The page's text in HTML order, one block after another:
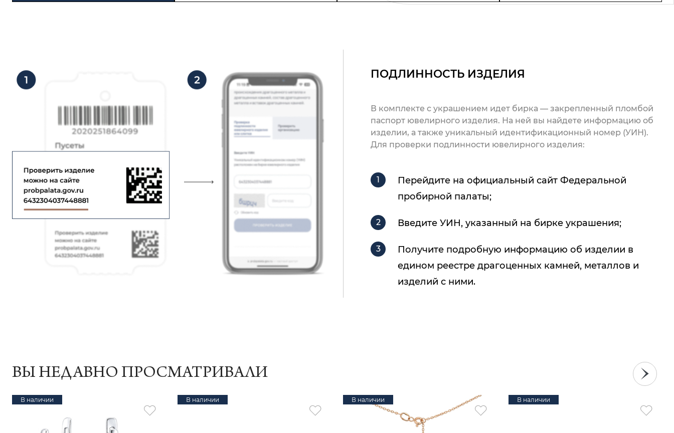
ПОДЛИННОСТЬ ИЗДЕЛИЯ
В комплекте с украшением идет бирка — закрепленный пломбой
паспорт ювелирного изделия. На ней вы найдете информацию об
изделии, а также уникальный идентификационный номер (УИН).
Для проверки подлинности ювелирного изделия:
Перейдите на официальный сайт Федеральной
пробирной палаты;
Введите УИН, указанный на бирке украшения;
Получите подробную информацию об изделии в
едином реестре драгоценных камней, металлов и
изделий с ними.
ВЫ НЕДАВНО ПРОСМАТРИВАЛИ
В наличии В наличии В наличии В наличии